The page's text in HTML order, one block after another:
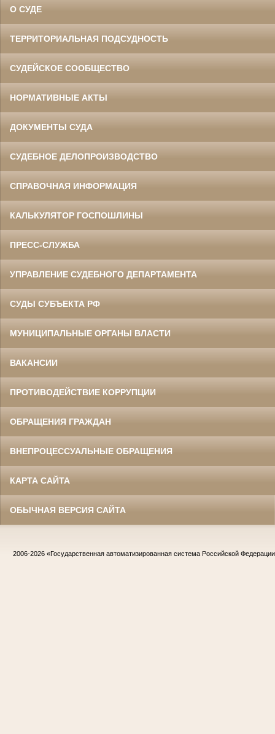
О СУДЕ
ТЕРРИТОРИАЛЬНАЯ ПОДСУДНОСТЬ
СУДЕЙСКОЕ СООБЩЕСТВО
НОРМАТИВНЫЕ АКТЫ
ДОКУМЕНТЫ СУДА
СУДЕБНОЕ ДЕЛОПРОИЗВОДСТВО
СПРАВОЧНАЯ ИНФОРМАЦИЯ
КАЛЬКУЛЯТОР ГОСПОШЛИНЫ
ПРЕСС-СЛУЖБА
УПРАВЛЕНИЕ СУДЕБНОГО ДЕПАРТАМЕНТА
СУДЫ СУБЪЕКТА РФ
МУНИЦИПАЛЬНЫЕ ОРГАНЫ ВЛАСТИ
ВАКАНСИИ
ПРОТИВОДЕЙСТВИЕ КОРРУПЦИИ
ОБРАЩЕНИЯ ГРАЖДАН
ВНЕПРОЦЕССУАЛЬНЫЕ ОБРАЩЕНИЯ
КАРТА САЙТА
ОБЫЧНАЯ ВЕРСИЯ САЙТА
2006-2026 «Государственная автоматизированная система Российской